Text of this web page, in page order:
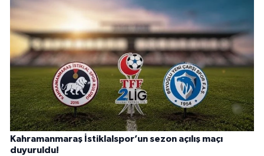
Kahramanmaraş İstiklalspor’un sezon açılış maçı
duyuruldu!